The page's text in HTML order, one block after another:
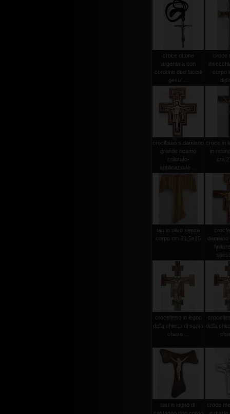
croce ottone
argentata con
cordone due faccie
gesu' ...
croce
corpo
crocifisso s.damiano
grande ricamo
colorato-
applicazione ...
croce in
in
tau in olivo senza
corpo cm.21,5x15
crocefisso in legno
della chiesa di santa
chiara ...
della
tau in legno di
croce